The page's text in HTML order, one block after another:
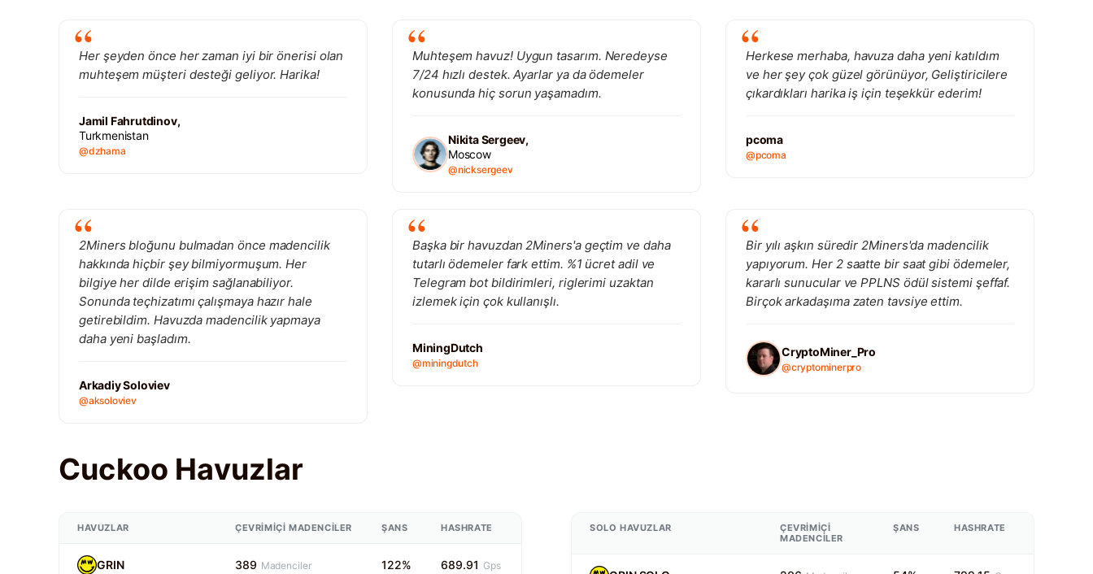
Her şeyden önce her zaman iyi bir önerisi olan
muhteşem müşteri desteği geliyor. Harika!
Jamil Fahrutdinov,
Turkmenistan
@dzhama
Muhteşem havuz! Uygun tasarım. Neredeyse
7/24 hızlı destek. Ayarlar ya da ödemeler
konusunda hiç sorun yaşamadım.
Nikita Sergeev,
Moscow
@nicksergeev
Herkese merhaba, havuza daha yeni katıldım
ve her şey çok güzel görünüyor, Geliştiricilere
çıkardıkları harika iş için teşekkür ederim!
pcoma
@pcoma
2Miners bloğunu bulmadan önce madencilik
hakkında hiçbir şey bilmiyormuşum. Her
bilgiye her dilde erişim sağlanabiliyor.
Sonunda teçhizatımı çalışmaya hazır hale
getirebildim. Havuzda madencilik yapmaya
daha yeni başladım.
Arkadiy Soloviev
@aksoloviev
Başka bir havuzdan 2Miners'a geçtim ve daha
tutarlı ödemeler fark ettim. %1 ücret adil ve
Telegram bot bildirimleri, riglerimi uzaktan
izlemek için çok kullanışlı.
MiningDutch
@miningdutch
Bir yılı aşkın süredir 2Miners'da madencilik
yapıyorum. Her 2 saatte bir saat gibi ödemeler,
kararlı sunucular ve PPLNS ödül sistemi şeffaf.
Birçok arkadaşıma zaten tavsiye ettim.
CryptoMiner_Pro
@cryptominerpro
Cuckoo Havuzlar
HAVUZLAR ÇEVRIMIÇI MADENCILER ŞANS HASHRATE
GRIN 389 Madenciler 122% 689.91 Gps
SOLO HAVUZLAR
ÇEVRIMIÇI
MADENCILER
ŞANS HASHRATE